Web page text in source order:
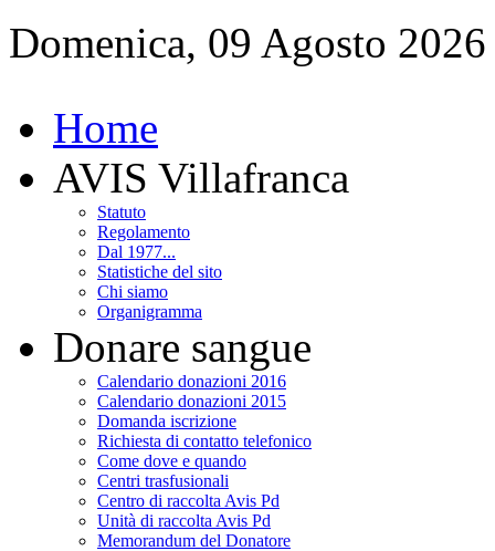
Domenica, 09 Agosto 2026
Home
AVIS Villafranca
Statuto
Regolamento
Dal 1977...
Statistiche del sito
Chi siamo
Organigramma
Donare sangue
Calendario donazioni 2016
Calendario donazioni 2015
Domanda iscrizione
Richiesta di contatto telefonico
Come dove e quando
Centri trasfusionali
Centro di raccolta Avis Pd
Unità di raccolta Avis Pd
Memorandum del Donatore